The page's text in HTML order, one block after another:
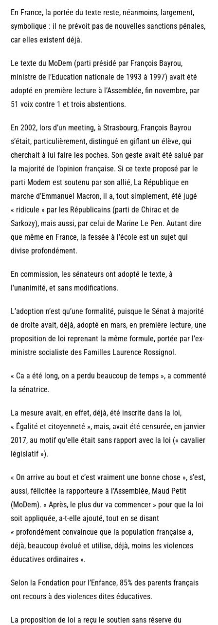
En France, la portée du texte reste, néanmoins, largement,
symbolique : il ne prévoit pas de nouvelles sanctions pénales,
car elles existent déjà.
Le texte du MoDem (parti présidé par François Bayrou,
ministre de l’Education nationale de 1993 à 1997) avait été
adopté en première lecture à l’Assemblée, fin novembre, par
51 voix contre 1 et trois abstentions.
En 2002, lors d’un meeting, à Strasbourg, François Bayrou
s’était, particulièrement, distingué en giflant un élève, qui
cherchait à lui faire les poches. Son geste avait été salué par
la majorité de l’opinion française. Si ce texte proposé par le
parti Modem est soutenu par son allié, La République en
marche d’Emmanuel Macron, il a, tout simplement, été jugé
« ridicule » par les Républicains (parti de Chirac et de
Sarkozy), mais aussi, par celui de Marine Le Pen. Autant dire
que même en France, la fessée à l’école est un sujet qui
divise profondément.
En commission, les sénateurs ont adopté le texte, à
l’unanimité, et sans modifications.
L’adoption n’est qu’une formalité, puisque le Sénat à majorité
de droite avait, déjà, adopté en mars, en première lecture, une
proposition de loi reprenant la même formule, portée par l’ex-
ministre socialiste des Familles Laurence Rossignol.
« Ca a été long, on a perdu beaucoup de temps », a commenté
la sénatrice.
La mesure avait, en effet, déjà, été inscrite dans la loi,
« Égalité et citoyenneté », mais, avait été censurée, en janvier
2017, au motif qu’elle était sans rapport avec la loi (« cavalier
législatif »).
« On arrive au bout et c’est vraiment une bonne chose », s’est,
aussi, félicitée la rapporteure à l’Assemblée, Maud Petit
(MoDem). « Après, le plus dur va commencer » pour que la loi
soit appliquée, a-t-elle ajouté, tout en se disant
« profondément convaincue que la population française a,
déjà, beaucoup évolué et utilise, déjà, moins les violences
éducatives ordinaires ».
Selon la Fondation pour l’Enfance, 85% des parents français
ont recours à des violences dites éducatives.
La proposition de loi a reçu le soutien sans réserve du